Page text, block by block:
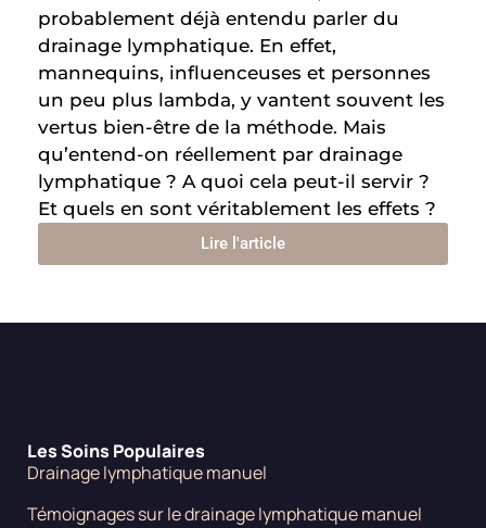
probablement déjà entendu parler du
drainage lymphatique. En effet,
mannequins, influenceuses et personnes
un peu plus lambda, y vantent souvent les
vertus bien-être de la méthode. Mais
qu’entend-on réellement par drainage
lymphatique ? A quoi cela peut-il servir ?
Et quels en sont véritablement les effets ?
Lire l'article
Les Soins Populaires
Drainage lymphatique manuel
Témoignages sur le drainage lymphatique manuel